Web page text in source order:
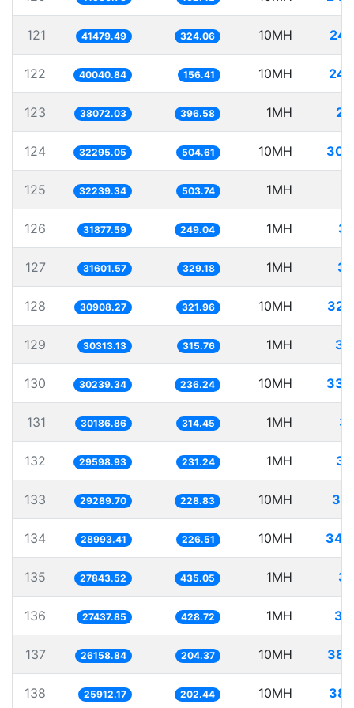
121 41479.49 324.06 10MH
122 40040.84 156.41 10MH
123 38072.03 396.58 1MH
124 32295.05 504.61 10MH
125 32239.34 503.74 1MH
126 31877.59 249.04 1MH
127 31601.57 329.18 1MH
128 30908.27 321.96 10MH
129 30313.13 315.76 1MH
130 30239.34 236.24 10MH
131 30186.86 314.45 1MH
132 29598.93 231.24 1MH
133 29289.70 228.83 10MH
134 28993.41 226.51 10MH
135 27843.52 435.05 1MH
136 27437.85 428.72 1MH
137 26158.84 204.37 10MH
138 25912.17 202.44 10MH